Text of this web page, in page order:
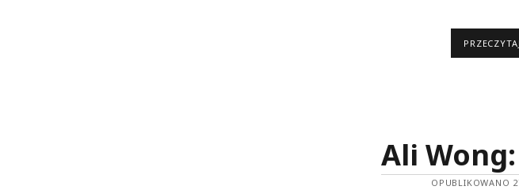
PRZECZYTAJ
Ali
OPUBLIKOWANO